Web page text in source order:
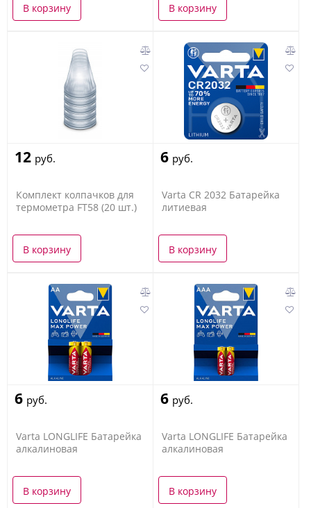
В корзину В корзину
12 руб.
Комплект колпачков для
термометра FT58 (20 шт.)
В корзину
6 руб.
Varta CR 2032 Батарейка
литиевая
В корзину
6 руб.
Varta LONGLIFE Батарейка
алкалиновая
В корзину
6 руб.
Varta LONGLIFE Батарейка
алкалиновая
В корзину